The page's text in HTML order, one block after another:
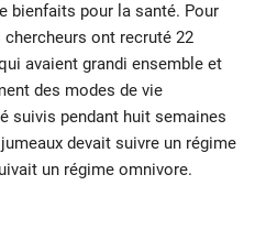
bienfaits pour la santé. Pour
ont recruté 22
avaient grandi ensemble et
des modes de vie
suivis pendant huit semaines
devait suivre un régime
un régime omnivore.